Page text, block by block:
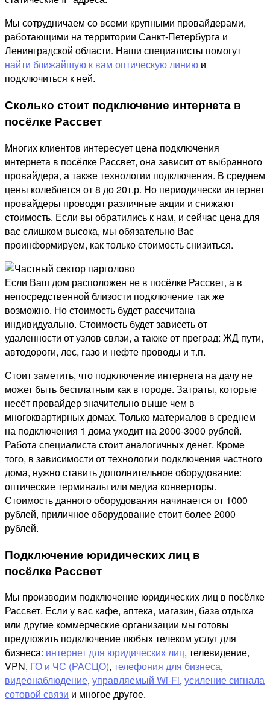
Мы сотрудничаем со всеми крупными провайдерами,
работающими на территории Санкт-Петербурга и
Ленинградской области. Наши специалисты помогут
найти ближайшую к вам оптическую линию и
подключиться к ней.
Сколько стоит подключение интернета в
посёлке Рассвет
Многих клиентов интересует цена подключения
интернета в посёлке Рассвет, она зависит от выбранного
провайдера, а также технологии подключения. В среднем
цены колеблется от 8 до 20т.р. Но периодически интернет
провайдеры проводят различные акции и снижают
стоимость. Если вы обратились к нам, и сейчас цена для
вас слишком высока, мы обязательно Вас
проинформируем, как только стоимость снизиться.
Если Ваш дом расположен не в посёлке Рассвет, а в
непосредственной близости подключение так же
возможно. Но стоимость будет рассчитана
индивидуально. Стоимость будет зависеть от
удаленности от узлов связи, а также от преград: ЖД пути,
автодороги, лес, газо и нефте проводы и т.п.
Стоит заметить, что подключение интернета на дачу не
может быть бесплатным как в городе. Затраты, которые
несёт провайдер значительно выше чем в
многоквартирных домах. Только материалов в среднем
на подключения 1 дома уходит на 2000-3000 рублей.
Работа специалиста стоит аналогичных денег. Кроме
того, в зависимости от технологии подключения частного
дома, нужно ставить дополнительное оборудование:
оптические терминалы или медиа конверторы.
Стоимость данного оборудования начинается от 1000
рублей, приличное оборудование стоит более 2000
рублей.
Подключение юридических лиц в
посёлке Рассвет
Мы производим подключение юридических лиц в посёлке
Рассвет. Если у вас кафе, аптека, магазин, база отдыха
или другие коммерческие организации мы готовы
предложить подключение любых телеком услуг для
бизнеса: интернет для юридических лиц, телевидение,
VPN, ГО и ЧС (РАСЦО), телефония для бизнеса,
видеонаблюдение, управляемый Wi-Fi, усиление сигнала
сотовой связи и многое другое.